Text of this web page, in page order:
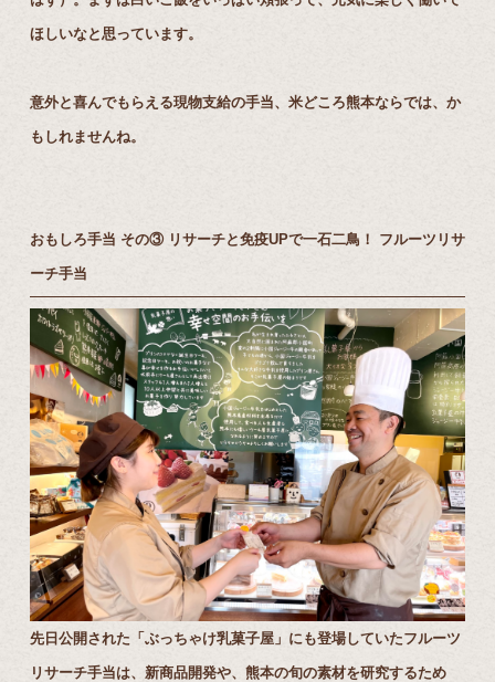
ほしいなと思っています。
意外と喜んでもらえる現物支給の手当、米どころ熊本ならでは、か
もしれませんね。
おもしろ手当 その③ リサーチと免疫UPで一石二鳥！ フルーツリサ
ーチ手当
先日公開された「ぶっちゃけ乳菓子屋」にも登場していたフルーツ
リサーチ手当は、新商品開発や、熊本の旬の素材を研究するため